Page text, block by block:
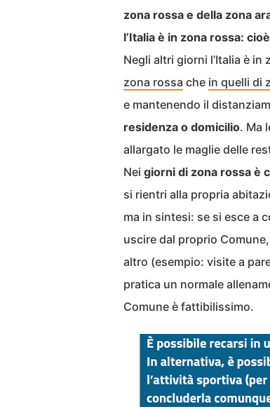
zona rossa e della zona
l’Italia è in zona rossa:
Negli altri giorni l’Italia è in
zona rossa che in quelli di
e mantenendo il
residenza o domicilio. Ma
allargato le maglie delle
Nei giorni di zona rossa è
si rientri alla propria
ma in sintesi: se si esce a
uscire dal proprio
altro (esempio: visite a
pratica un normale
Comune è fattibilissimo.